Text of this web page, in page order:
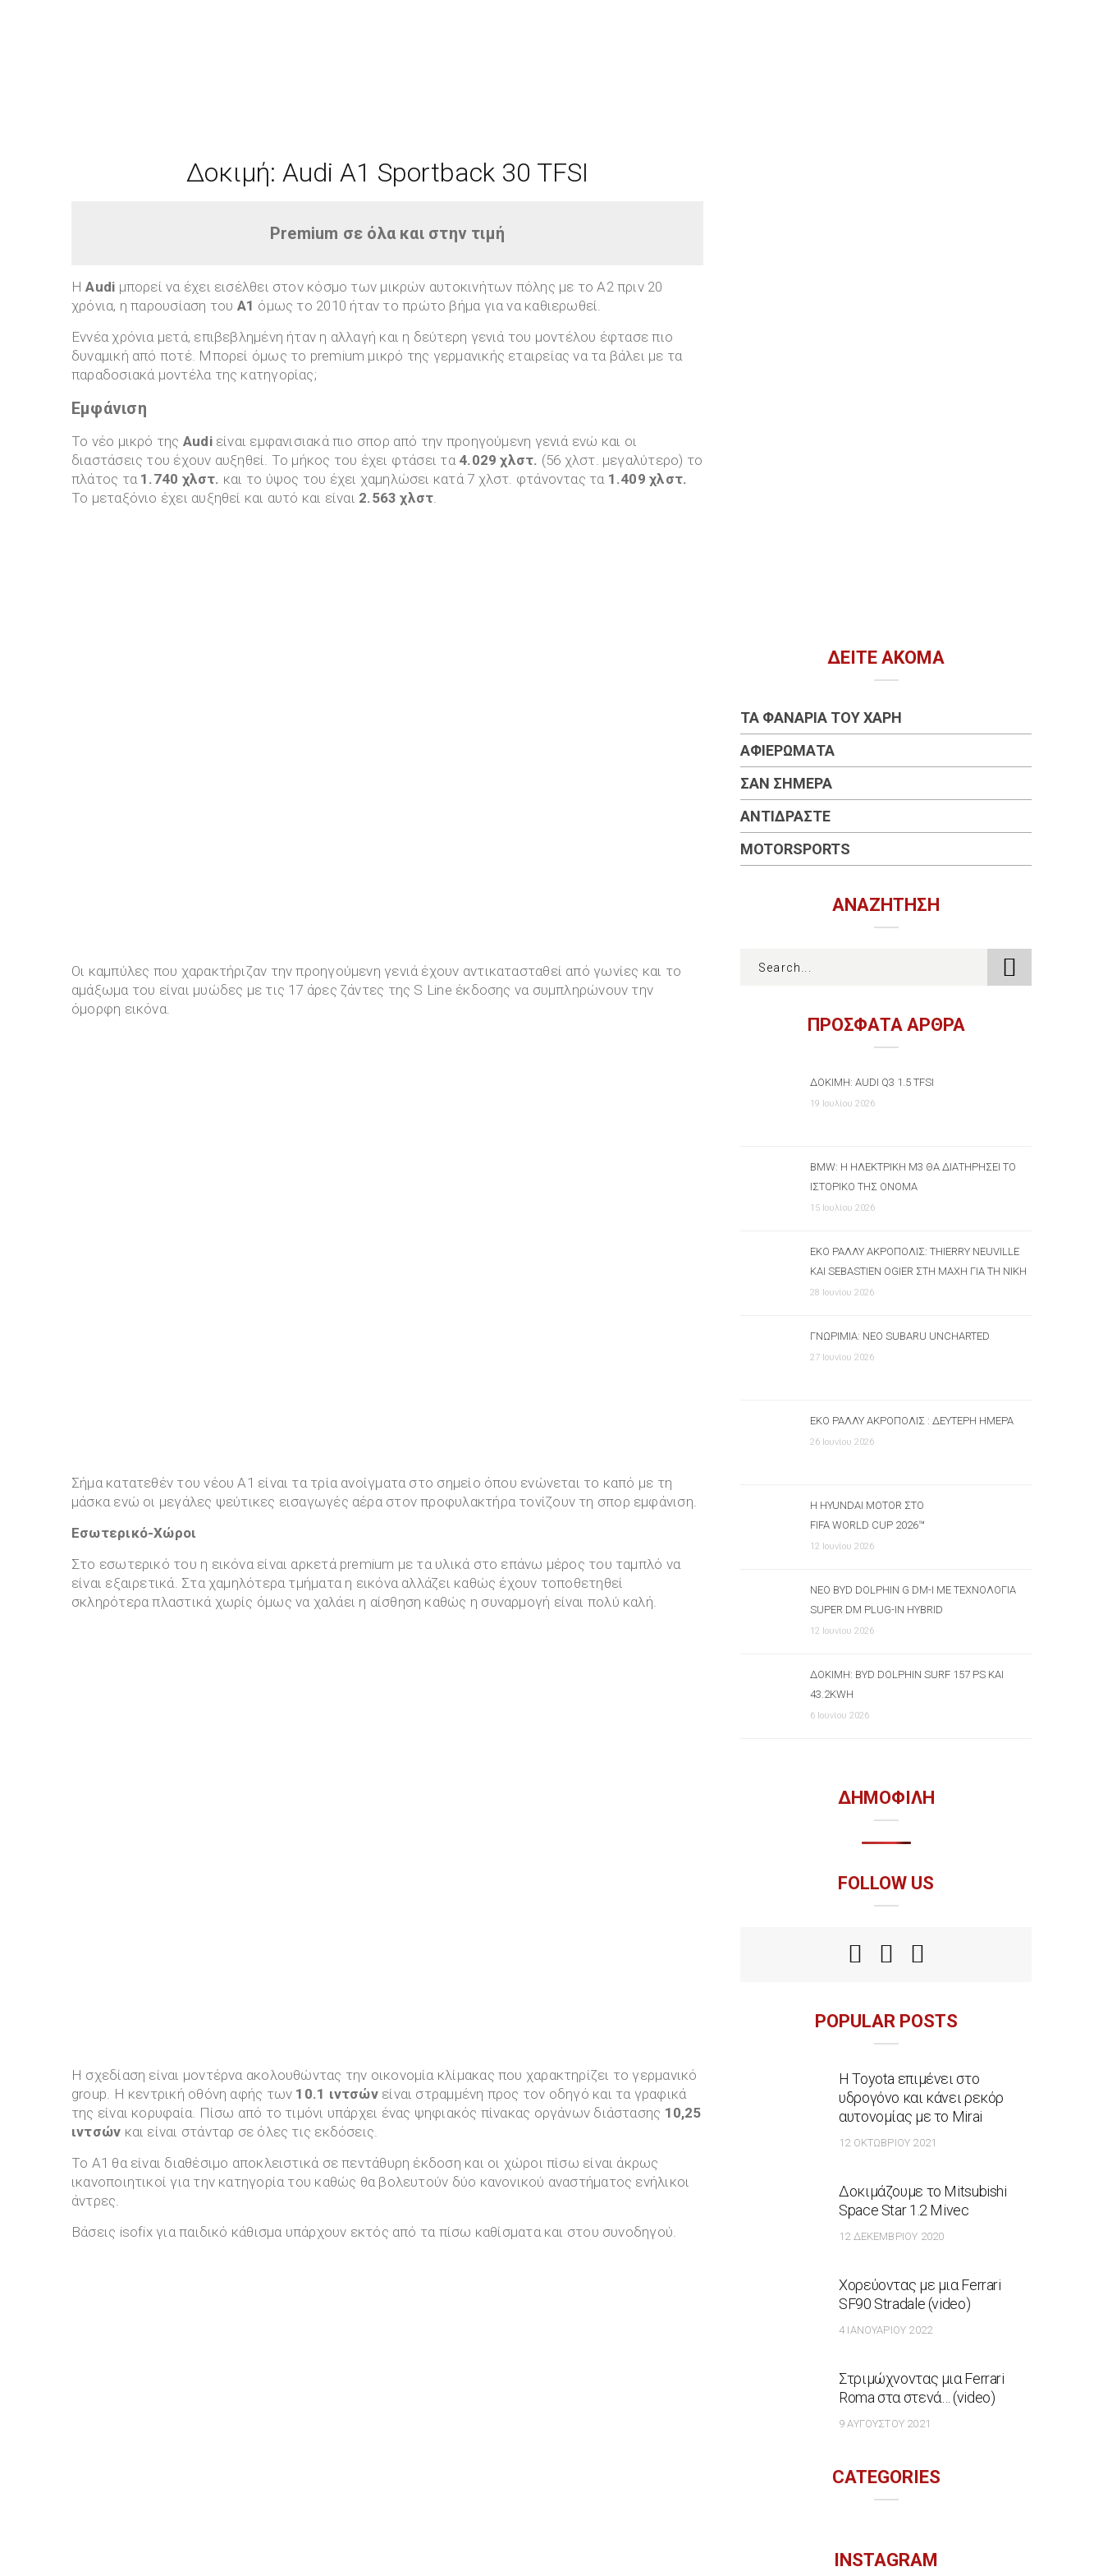
Δοκιμή: Audi A1 Sportback 30 TFSI
Premium σε όλα και στην τιμή
HAudi μπορεί να έχει εισέλθει στον κόσμο των μικρών αυτοκινήτων πόλης με το A2 πριν 20
χρόνια, η παρουσίαση του Α1 όμως το 2010 ήταν το πρώτο βήμα για να καθιερωθεί.
Εννέα χρόνια μετά, επιβεβλημένη ήταν η αλλαγή και η δεύτερη γενιά του μοντέλου έφτασε πιο
δυναμική από ποτέ. Μπορεί όμως το premium μικρό της γερμανικής εταιρείας να τα βάλει με τα
παραδοσιακά μοντέλα της κατηγορίας;
Εμφάνιση
Το νέο μικρό της Audi είναι εμφανισιακά πιο σπορ από την προηγούμενη γενιά ενώ και οι
διαστάσεις του έχουν αυξηθεί. Το μήκος του έχει φτάσει τα 4.029 χλστ. (56 χλστ. μεγαλύτερο) το
πλάτος τα 1.740 χλστ. και το ύψος του έχει χαμηλώσει κατά 7 χλστ. φτάνοντας τα1.409 χλστ.
Το μεταξόνιο έχει αυξηθεί και αυτό και είναι 2.563 χλστ.
Οι καμπύλες που χαρακτήριζαν την προηγούμενη γενιά έχουν αντικατασταθεί από γωνίες και το
αμάξωμα του είναι μυώδες με τις 17 άρες ζάντες της S Line έκδοσης να συμπληρώνουν την
όμορφη εικόνα.
Σήμα κατατεθέν του νέου Α1 είναι τα τρία ανοίγματα στο σημείο όπου ενώνεται το καπό με τη
μάσκα ενώ οι μεγάλες ψεύτικες εισαγωγές αέρα στον προφυλακτήρα τονίζουν τη σπορ εμφάνιση.
Εσωτερικό-Χώροι
Στο εσωτερικό του η εικόνα είναι αρκετά premium με τα υλικά στο επάνω μέρος του ταμπλό να
είναι εξαιρετικά. Στα χαμηλότερα τμήματα η εικόνα αλλάζει καθώς έχουν τοποθετηθεί
σκληρότερα πλαστικά χωρίς όμως να χαλάει η αίσθηση καθώς η συναρμογή είναι πολύ καλή.
Η σχεδίαση είναι μοντέρνα ακολουθώντας την οικονομία κλίμακας που χαρακτηρίζει το γερμανικό
group. H κεντρική οθόνη αφής των 10.1 ιντσών είναι στραμμένη προς τον οδηγό και τα γραφικά
της είναι κορυφαία. Πίσω από το τιμόνι υπάρχει ένας ψηφιακός πίνακας οργάνων διάστασης 10,25
ιντσών και είναι στάνταρ σε όλες τις εκδόσεις.
Το Α1 θα είναι διαθέσιμο αποκλειστικά σε πεντάθυρη έκδοση και οι χώροι πίσω είναι άκρως
ικανοποιητικοί για την κατηγορία του καθώς θα βολευτούν δύο κανονικού αναστήματος ενήλικοι
άντρες.
Βάσεις isofix για παιδικό κάθισμα υπάρχουν εκτός από τα πίσω καθίσματα και στου συνοδηγού.
ΔΕΊΤΕ ΑΚΌΜΑ
ΤΑ ΦΑΝΆΡΙΑ ΤΟΥ ΧΆΡΗ
ΑΦΙΕΡΏΜΑΤΑ
ΣΑΝ ΣΉΜΕΡΑ
ΑΝΤΙΔΡΆΣΤΕ
MOTORSPORTS
ΑΝΑΖΉΤΗΣΗ
ΠΡΟΣΦΑΤΑ ΑΡΘΡΑ
ΔΟΚΙΜΉ: AUDI Q3 1.5 TFSI
19 Ιουλίου 2026
BMW: Η ΗΛΕΚΤΡΙΚΉ M3 ΘΑ ΔΙΑΤΗΡΉΣΕΙ ΤΟ
ΙΣΤΟΡΙΚΌ ΤΗΣ ΌΝΟΜΑ
15 Ιουλίου 2026
ΕΚΟ ΡΆΛΛΥ ΑΚΡΌΠΟΛΙΣ: THIERRY NEUVILLE
ΚΑΙ SEBASTIEN OGIER ΣΤΗ ΜΆΧΗ ΓΙΑ ΤΗ ΝΊΚΗ
28 Ιουνίου 2026
ΓΝΩΡΙΜΊΑ: ΝΈΟ SUBARU UNCHARTED
27 Ιουνίου 2026
ΕΚΟ ΡΆΛΛΥ ΑΚΡΌΠΟΛΙΣ : ΔΕΎΤΕΡΗ ΗΜΈΡΑ
26 Ιουνίου 2026
Η HYUNDAI MOTOR ΣΤΟ
FIFA WORLD CUP 2026™
12 Ιουνίου 2026
ΝΈΟ BYD DOLPHIN G DM-I ΜΕ ΤΕΧΝΟΛΟΓΊΑ
SUPER DM PLUG-IN HYBRID
12 Ιουνίου 2026
ΔΟΚΙΜΉ: BYD DOLPHIN SURF 157 PS ΚΑΙ
43.2KWH
6 Ιουνίου 2026
ΔΗΜΟΦΙΛΗ
FOLLOW US
POPULAR POSTS
Η Toyota επιμένει στο
υδρογόνο και κάνει ρεκόρ
αυτονομίας με το Mirai
12 ΟΚΤΩΒΡΊΟΥ 2021
Δοκιμάζουμε το Mitsubishi
Space Star 1.2 Mivec
12 ΔΕΚΕΜΒΡΊΟΥ 2020
Χορεύοντας με μια Ferrari
SF90 Stradale (video)
4 ΙΑΝΟΥΑΡΊΟΥ 2022
Στριμώχνοντας μια Ferrari
Roma στα στενά… (video)
9 ΑΥΓΟΎΣΤΟΥ 2021
CATEGORIES
INSTAGRAM